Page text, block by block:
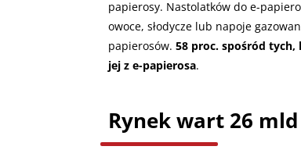
papierosy. Nastolatków do e-
owoce, słodycze lub napoje
papierosów. 58 proc. spośród tych,
jej z e-papierosa.
Rynek wart 26